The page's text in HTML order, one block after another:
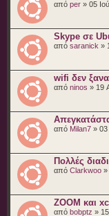
από per » 05
Skype σε
από saranick »
wifi δεν
από ninos » 19
από Milan7 » 03
Πολλές
από Clarkwoo »
ZOOM και
από bobptz »